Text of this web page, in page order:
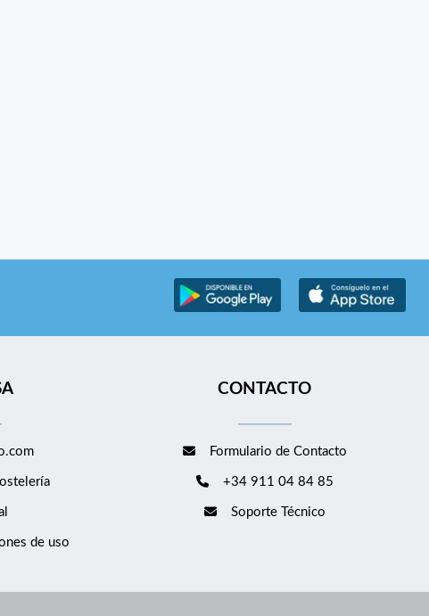
de uso
CONTACTO
Formulario de Contacto
+34 911 04 84 85
Soporte Técnico